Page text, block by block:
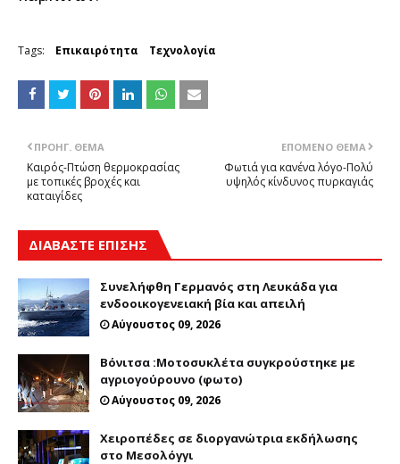
Tags: Επικαιρότητα Τεχνολογία
ΕΠΌΜΕΝΟ ΘΈΜΑ
Φωτιά για κανένα λόγο-Πολύ
υψηλός κίνδυνος πυρκαγιάς
ΠΡΟΗΓ. ΘΈΜΑ
Καιρός-Πτώση θερμοκρασίας
με τοπικές βροχές και
καταιγίδες
ΔΙΑΒΑΣΤΕ ΕΠΙΣΗΣ
Συνελήφθη Γερμανός στη Λευκάδα για
ενδοοικογενειακή βία και απειλή
Αύγουστος 09, 2026
Βόνιτσα :Μοτοσυκλέτα συγκρούστηκε με
αγριογούρουνο (φωτο)
Αύγουστος 09, 2026
Χειροπέδες σε διοργανώτρια εκδήλωσης
στο Μεσολόγγι